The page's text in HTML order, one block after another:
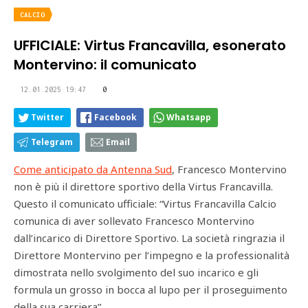
CALCIO
UFFICIALE: Virtus Francavilla, esonerato
Montervino: il comunicato
12.01.2025 19:47 0
Twitter Facebook Whatsapp
Telegram Email
Come anticipato da Antenna Sud, Francesco Montervino
non è più il direttore sportivo della Virtus Francavilla.
Questo il comunicato ufficiale: “Virtus Francavilla Calcio
comunica di aver sollevato Francesco Montervino
dall’incarico di Direttore Sportivo. La società ringrazia il
Direttore Montervino per l’impegno e la professionalità
dimostrata nello svolgimento del suo incarico e gli
formula un grosso in bocca al lupo per il proseguimento